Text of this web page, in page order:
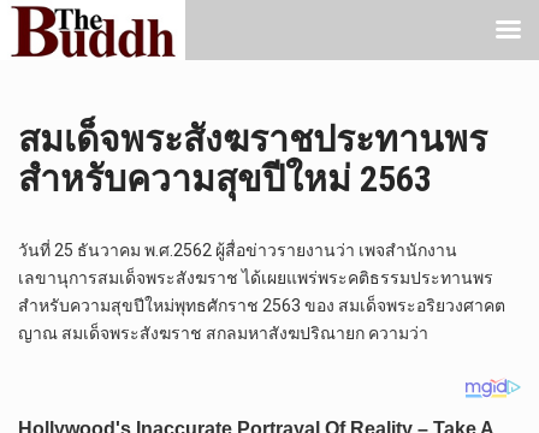
สมเด็จพระสังฆราชประทานพร
สำหรับความสุขปีใหม่ 2563
วันที่ 25 ธันวาคม พ.ศ.2562 ผู้สื่อข่าวรายงานว่า เพจสำนักงาน
เลขานุการสมเด็จพระสังฆราช ได้เผยแพร่พระคติธรรมประทานพร
สำหรับความสุขปีใหม่พุทธศักราช 2563 ของ สมเด็จพระอริยวงศาคต
ญาณ สมเด็จพระสังฆราช สกลมหาสังฆปริณายก ความว่า